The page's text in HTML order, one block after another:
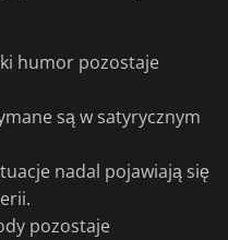
humor pozostaje
są w satyrycznym
nadal pojawiają się
pozostaje